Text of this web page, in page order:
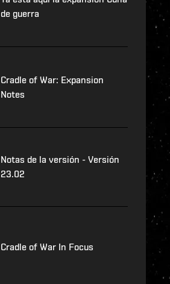
de guerra
Cradle of War: Expansion
Notes
Notas de la versión - Versión
23.02
Cradle of War In Focus